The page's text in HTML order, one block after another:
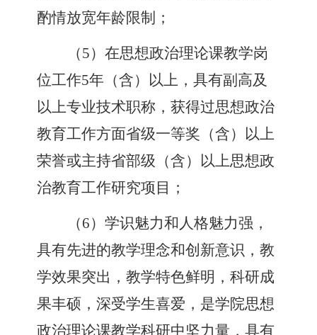
酌情放宽年龄限制 ；
（5） 在思想政治理论课教学岗
位工作5年 （含）
以上，具有副高及
以上专业技术职称，获得过思想政治
教育工作方面省级一等奖 （含）
以上
荣誉或主持省部级 （含）
以上思想政
治教育工作研究项目 ；
（6） 学识魅力和人格魅力强，
具有先进的教学理念和创新意识 ， 教
学效果突出，教学特色鲜明，科研成
果丰硕，深受学生喜爱，是学院思想
政治理论课教学科研中坚力量，具有